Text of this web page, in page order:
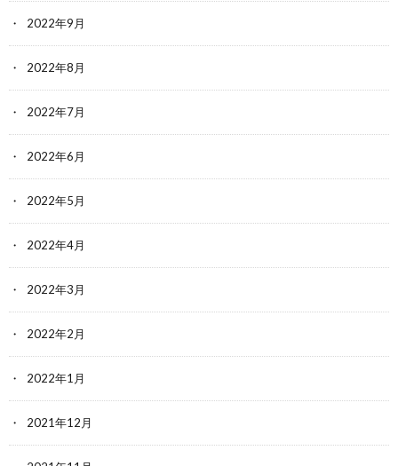
2022年9月
2022年8月
2022年7月
2022年6月
2022年5月
2022年4月
2022年3月
2022年2月
2022年1月
2021年12月